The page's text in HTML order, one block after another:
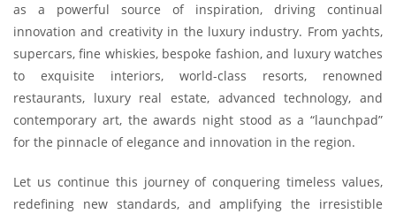
as a powerful source of inspiration, driving continual
innovation and creativity in the luxury industry. From yachts,
supercars, fine whiskies, bespoke fashion, and luxury watches
to exquisite interiors, world-class resorts, renowned
restaurants, luxury real estate, advanced technology, and
contemporary art, the awards night stood as a “launchpad”
for the pinnacle of elegance and innovation in the region.
Let us continue this journey of conquering timeless values,
redefining new standards, and amplifying the irresistible